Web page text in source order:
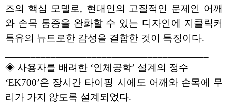
즈의 핵심 모델로, 현대인의 고질적인 문제인 어깨
와 손목 통증을 완화할 수 있는 디자인에 지클릭커
특유의 뉴트로한 감성을 결합한 것이 특징이다.
◈ 사용자를 배려한 ‘인체공학’ 설계의 정수
‘EK700’은 장시간 타이핑 시에도 어깨와 손목에 무
리가 가지 않도록 설계되었다.